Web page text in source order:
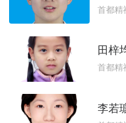
田梓
李若